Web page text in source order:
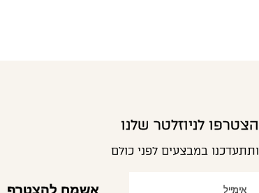
הצטרפו לניוזלטר שלנו
ותתעדכנו במבצעים לפני כולם